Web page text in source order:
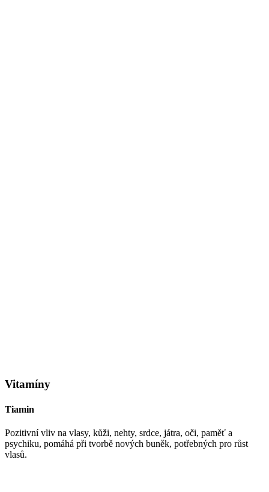
Vitamíny
Tiamin
Pozitivní vliv na vlasy, kůži, nehty, srdce, játra, oči, paměť a
psychiku, pomáhá při tvorbě nových buněk, potřebných pro růst
vlasů.